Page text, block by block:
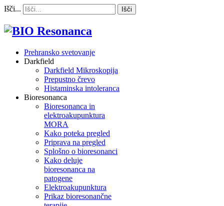
Išči... Išči
Prehransko svetovanje
Darkfield
Darkfield Mikroskopija
Prepustno črevo
Histaminska intoleranca
Bioresonanca
Bioresonanca in
elektroakupunktura
MORA
Kako poteka pregled
Priprava na pregled
Splošno o bioresonanci
Kako deluje
bioresonanca na
patogene
Elektroakupunktura
Prikaz bioresonančne